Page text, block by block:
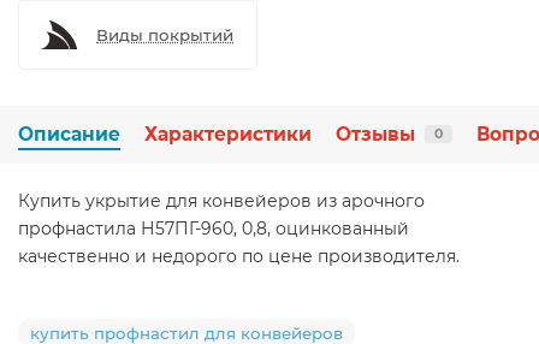
Виды покрытий
Описание Характеристики Отзывы 0
Купить укрытие для конвейеров из арочного
профнастила Н57ПГ-960, 0,8, оцинкованный
качественно и недорого по цене производителя.
купить профнастил для конвейеров